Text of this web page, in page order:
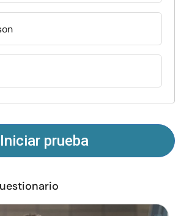
Escríbenos
Publicidad con
Todos los derechos reservados.
Iniciar prueba